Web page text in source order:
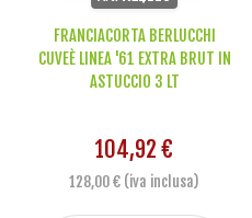
FRANCIACORTA BERLUCCHI
CUVEÈ LINEA '61 EXTRA BRUT IN
ASTUCCIO 3 LT
104,92 €
128,00 € (iva inclusa)